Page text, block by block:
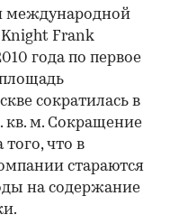
международной
Frank
года по первое
сократилась в
кв. м. Сокращение
что в
стараются
на содержание